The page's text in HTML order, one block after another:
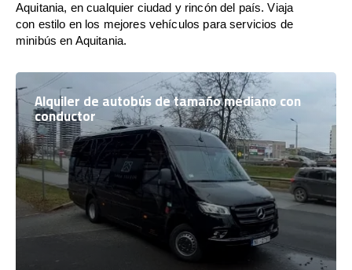
Aquitania, en cualquier ciudad y rincón del país. Viaja
con estilo en los mejores vehículos para servicios de
minibús en Aquitania.
Alquiler de autobús de tamaño mediano con
conductor